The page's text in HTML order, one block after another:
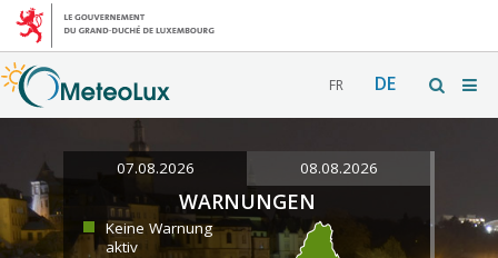
FR DE
07.08.2026 08.08.2026
WARNUNGEN
Keine Warnung
aktiv